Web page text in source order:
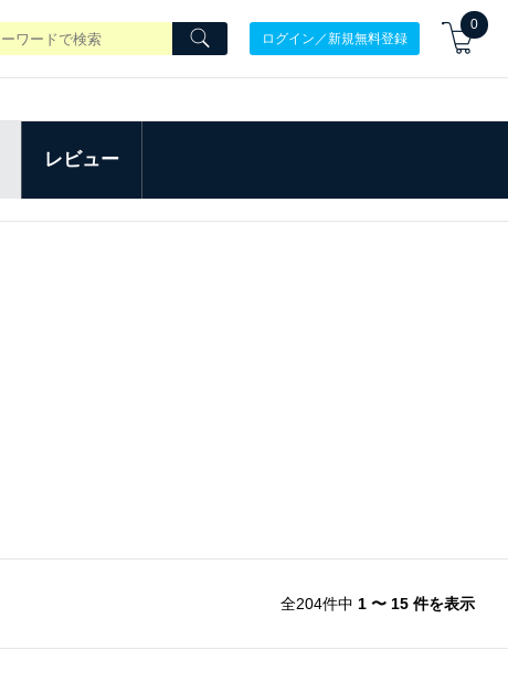
ログイン／新規無料登録
0
レビュー
全204件中 1 〜 15 件を表示